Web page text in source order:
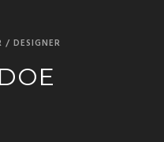
/ DESIGNER